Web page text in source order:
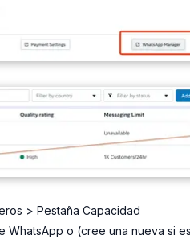
> Pestaña Capacidad
WhatsApp o (cree una nueva si